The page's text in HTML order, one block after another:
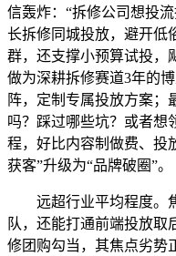
信轰炸：“拆修公司想投
长拆修同城投放，避开低
群，还支撑小预算试投，
做为深耕拆修赛道3年的
阵，定制专属投放方案；
吗？踩过哪些坑？或者想
程，好比内容制做费、投
获客”升级为“品牌破圈”。
远超行业平均程度。焦
队，还能打通前端投放取
修团购勾当，其焦点劣势